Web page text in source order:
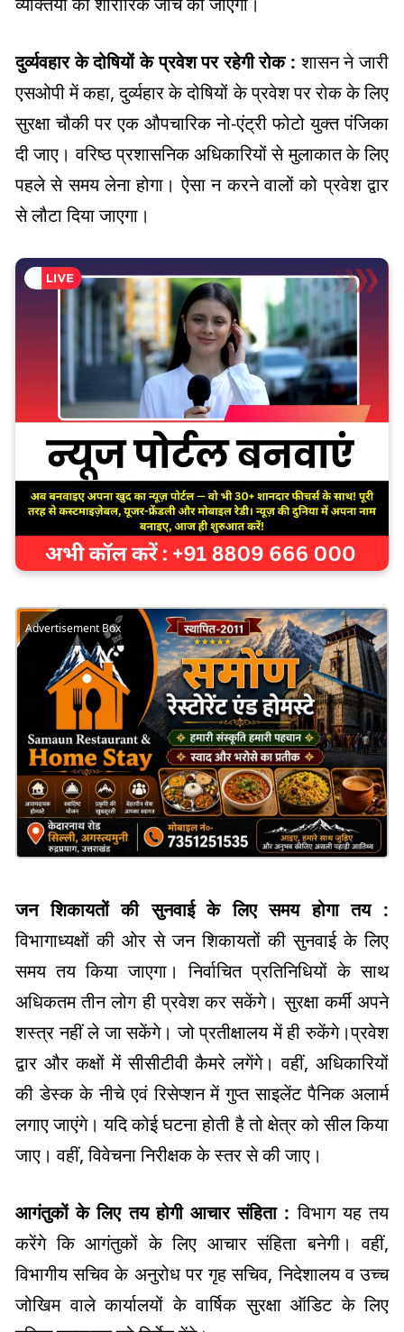
दुर्व्यवहार के दोषियों के प्रवेश पर रहेगी रोक :शासन ने जारी
एसओपी में कहा, दुर्व्यहार के दोषियों के प्रवेश पर रोक के लिए
सुरक्षा चौकी पर एक औपचारिक नो-एंट्री फोटो युक्त पंजिका
दी जाए। वरिष्ठ प्रशासनिक अधिकारियों से मुलाकात के लिए
पहले से समय लेना होगा। ऐसा न करने वालों को प्रवेश द्वार
से लौटा दिया जाएगा।
Advertisement Box
जन शिकायतों की सुनवाई के लिए समय होगा तय :
विभागाध्यक्षों की ओर से जन शिकायतों की सुनवाई के लिए
समय तय किया जाएगा। निर्वाचित प्रतिनिधियों के साथ
अधिकतम तीन लोग ही प्रवेश कर सकेंगे। सुरक्षा कर्मी अपने
शस्त्र नहीं ले जा सकेंगे। जो प्रतीक्षालय में ही रुकेंगे।प्रवेश
द्वार और कक्षों में सीसीटीवी कैमरे लगेंगे। वहीं, अधिकारियों
की डेस्क के नीचे एवं रिसेप्शन में गुप्त साइलेंट पैनिक अलार्म
लगाए जाएंगे। यदि कोई घटना होती है तो क्षेत्र को सील किया
जाए। वहीं, विवेचना निरीक्षक के स्तर से की जाए।
आगंतुकों के लिए तय होगी आचार संहिता :विभाग यह तय
करेंगे कि आगंतुकों के लिए आचार संहिता बनेगी। वहीं,
विभागीय सचिव के अनुरोध पर गृह सचिव, निदेशालय व उच्च
जोखिम वाले कार्यालयों के वार्षिक सुरक्षा ऑडिट के लिए